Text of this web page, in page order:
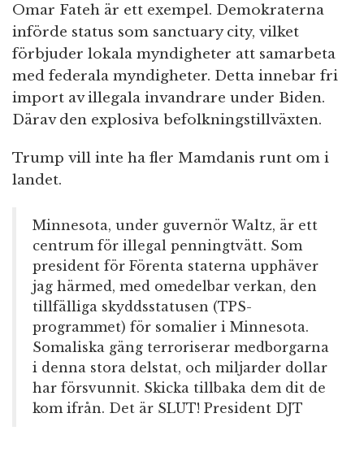
Omar Fateh är ett exempel. Demokraterna
införde status som sanctuary city, vilket
förbjuder lokala myndigheter att samarbeta
med federala myndigheter. Detta innebar fri
import av illegala invandrare under Biden.
Därav den explosiva befolkningstillväxten.
Trump vill inte ha fler Mamdanis runt om i
landet.
Minnesota, under guvernör Waltz, är ett
centrum för illegal penningtvätt. Som
president för Förenta staterna upphäver
jag härmed, med omedelbar verkan, den
tillfälliga skyddsstatusen (TPS-
programmet) för somalier i Minnesota.
Somaliska gäng terroriserar medborgarna
i denna stora delstat, och miljarder dollar
har försvunnit. Skicka tillbaka dem dit de
kom ifrån. Det är SLUT! President DJT